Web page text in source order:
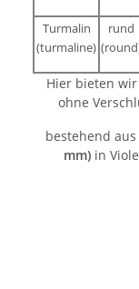
Turmalin
(turmaline)
rund
Hier bieten
ohne
bestehend
mm) in